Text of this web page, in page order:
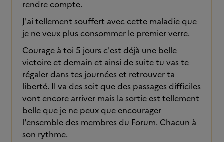
rendre compte.
J'ai tellement souffert avec cette maladie que
je ne veux plus consommer le premier verre.
Courage à toi 5 jours c'est déjà une belle
victoire et demain et ainsi de suite tu vas te
régaler dans tes journées et retrouver ta
liberté. Il va des soit que des passages difficiles
vont encore arriver mais la sortie est tellement
belle que je ne peux que encourager
l'ensemble des membres du Forum. Chacun à
son rythme.